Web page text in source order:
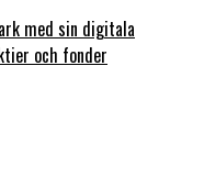
med sin digitala
och fonder